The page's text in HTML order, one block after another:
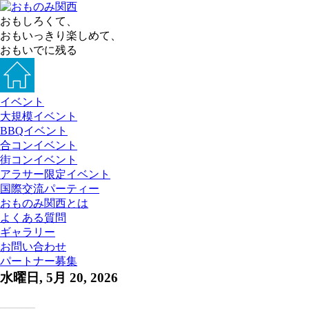
おもしろくて、
おもいっきり楽しめて、
おもいでに残る
イベント
大規模イベント
BBQイベント
合コンイベント
街コンイベント
アラサー限定イベント
国際交流パーティー
おものみ関西とは
よくある質問
ギャラリー
お問い合わせ
パートナー募集
水曜日, 5月 20, 2026